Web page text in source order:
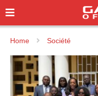
Home Société